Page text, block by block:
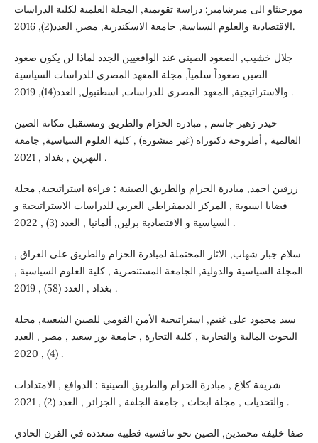
مورجنثاو الى ميرشامير: دراسة تقويمية, المجلة العلمية لكلية الدراسات
الاقتصادية والعلوم السياسة, جامعة الاسكندرية, مصر, العدد(2), 2016.
جلال خشيب, الصعود الصيني عند الواقعيين الجدد لماذا لن يكون صعود
الصين صعوداً سلمياً, مجلة المعهد المصري للدراسات السياسية
والاستراتيجية, المعهد المصري للدراسات, اسطنبول, العدد(14), 2019 .
حيدر زهير جاسم , مبادرة الحزام والطريق ومستقبل مكانة الصين
العالمية , أطروحة دكتوراه (غير منشورة) , كلية العلوم السياسية, جامعة
النهرين , بغداد , 2021 .
زرقين احمد, مبادرة الحزام والطريق الصينية : قراءة استراتيجية, مجلة
قضايا اسيوية , المركز الديمقراطي العربي للدراسات الاستراتيجية و
السياسية و الاقتصادية برلين, ألمانيا , العدد (3) , 2022 .
سلام جبار شهاب, الاثار المحتملة لمبادرة الحزام والطريق على العراق ,
المجلة السياسية والدولية, الجامعة المستنصرية , كلية العلوم السياسية ,
بغداد , العدد (58) , 2019 .
سيد محمود على غنيم, استراتيجية الأمن القومي للصين الشعبية, مجلة
البحوث المالية والتجارية , كلية التجارة , جامعة بور سعيد , مصر , العدد
(4) , 2020 .
شريفة كلاع , مبادرة الحزام والطريق الصينية : الدوافع , الامتدادات
والتحديات , مجلة ابحاث , جامعة الجلفة , الجزائر , العدد (2) , 2021 .
صفا خليفة محمدين, الصين نحو تنافسية قطبية متعددة في القرن الحادي